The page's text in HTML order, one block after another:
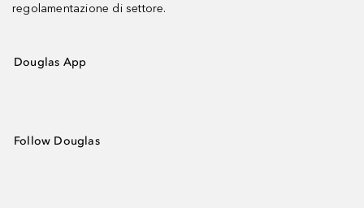
regolamentazione di settore.
Douglas App
Follow Douglas